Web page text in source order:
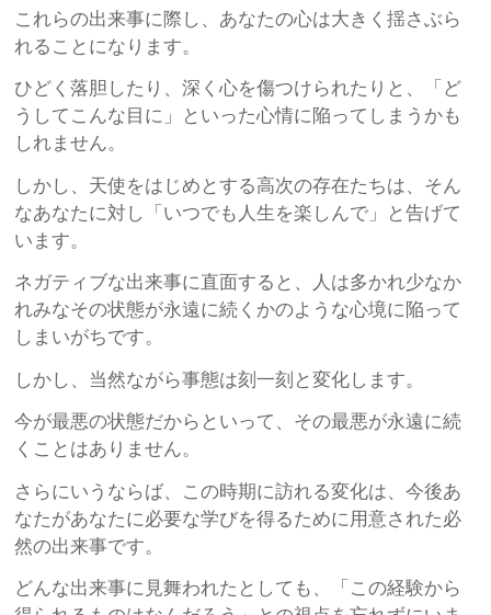
これらの出来事に際し、あなたの心は大きく揺さぶら
れることになります。
ひどく落胆したり、深く心を傷つけられたりと、「ど
うしてこんな目に」といった心情に陥ってしまうかも
しれません。
しかし、天使をはじめとする高次の存在たちは、そん
なあなたに対し「いつでも人生を楽しんで」と告げて
います。
ネガティブな出来事に直面すると、人は多かれ少なか
れみなその状態が永遠に続くかのような心境に陥って
しまいがちです。
しかし、当然ながら事態は刻一刻と変化します。
今が最悪の状態だからといって、その最悪が永遠に続
くことはありません。
さらにいうならば、この時期に訪れる変化は、今後あ
なたがあなたに必要な学びを得るために用意された必
然の出来事です。
どんな出来事に見舞われたとしても、「この経験から